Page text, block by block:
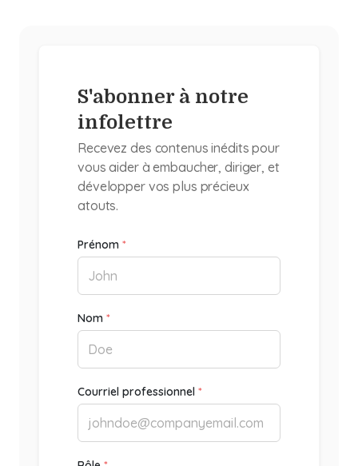
S'abonner à notre
infolettre
Recevez des contenus inédits pour
vous aider à embaucher, diriger, et
développer vos plus précieux
atouts.
Prénom *
Nom *
Courriel professionnel *